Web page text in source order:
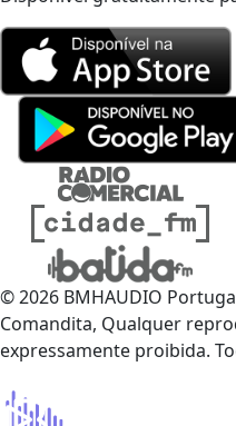
© 2026 BMHAUDIO
Comandita, Qualquer
expressamente proibida.